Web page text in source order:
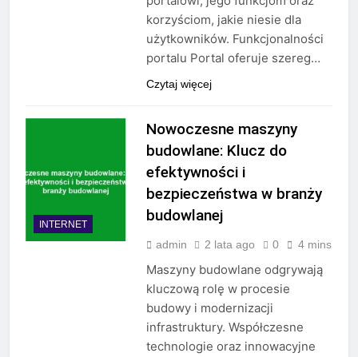
korzyściom, jakie niesie dla
użytkowników. Funkcjonalności
portalu Portal oferuje szereg…
Czytaj więcej
INTERNET
Nowoczesne maszyny
budowlane: Klucz do
efektywności i
bezpieczeństwa w branży
budowlanej
admin 2 lata ago 0 4 mins
Maszyny budowlane odgrywają
kluczową rolę w procesie
budowy i modernizacji
infrastruktury. Współczesne
technologie oraz innowacyjne